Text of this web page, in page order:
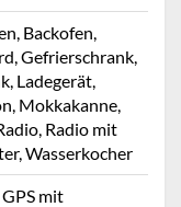
Backofen,
Gefrierschrank,
Ladegerät,
Mokkakanne,
Radio mit
Wasserkocher
mit